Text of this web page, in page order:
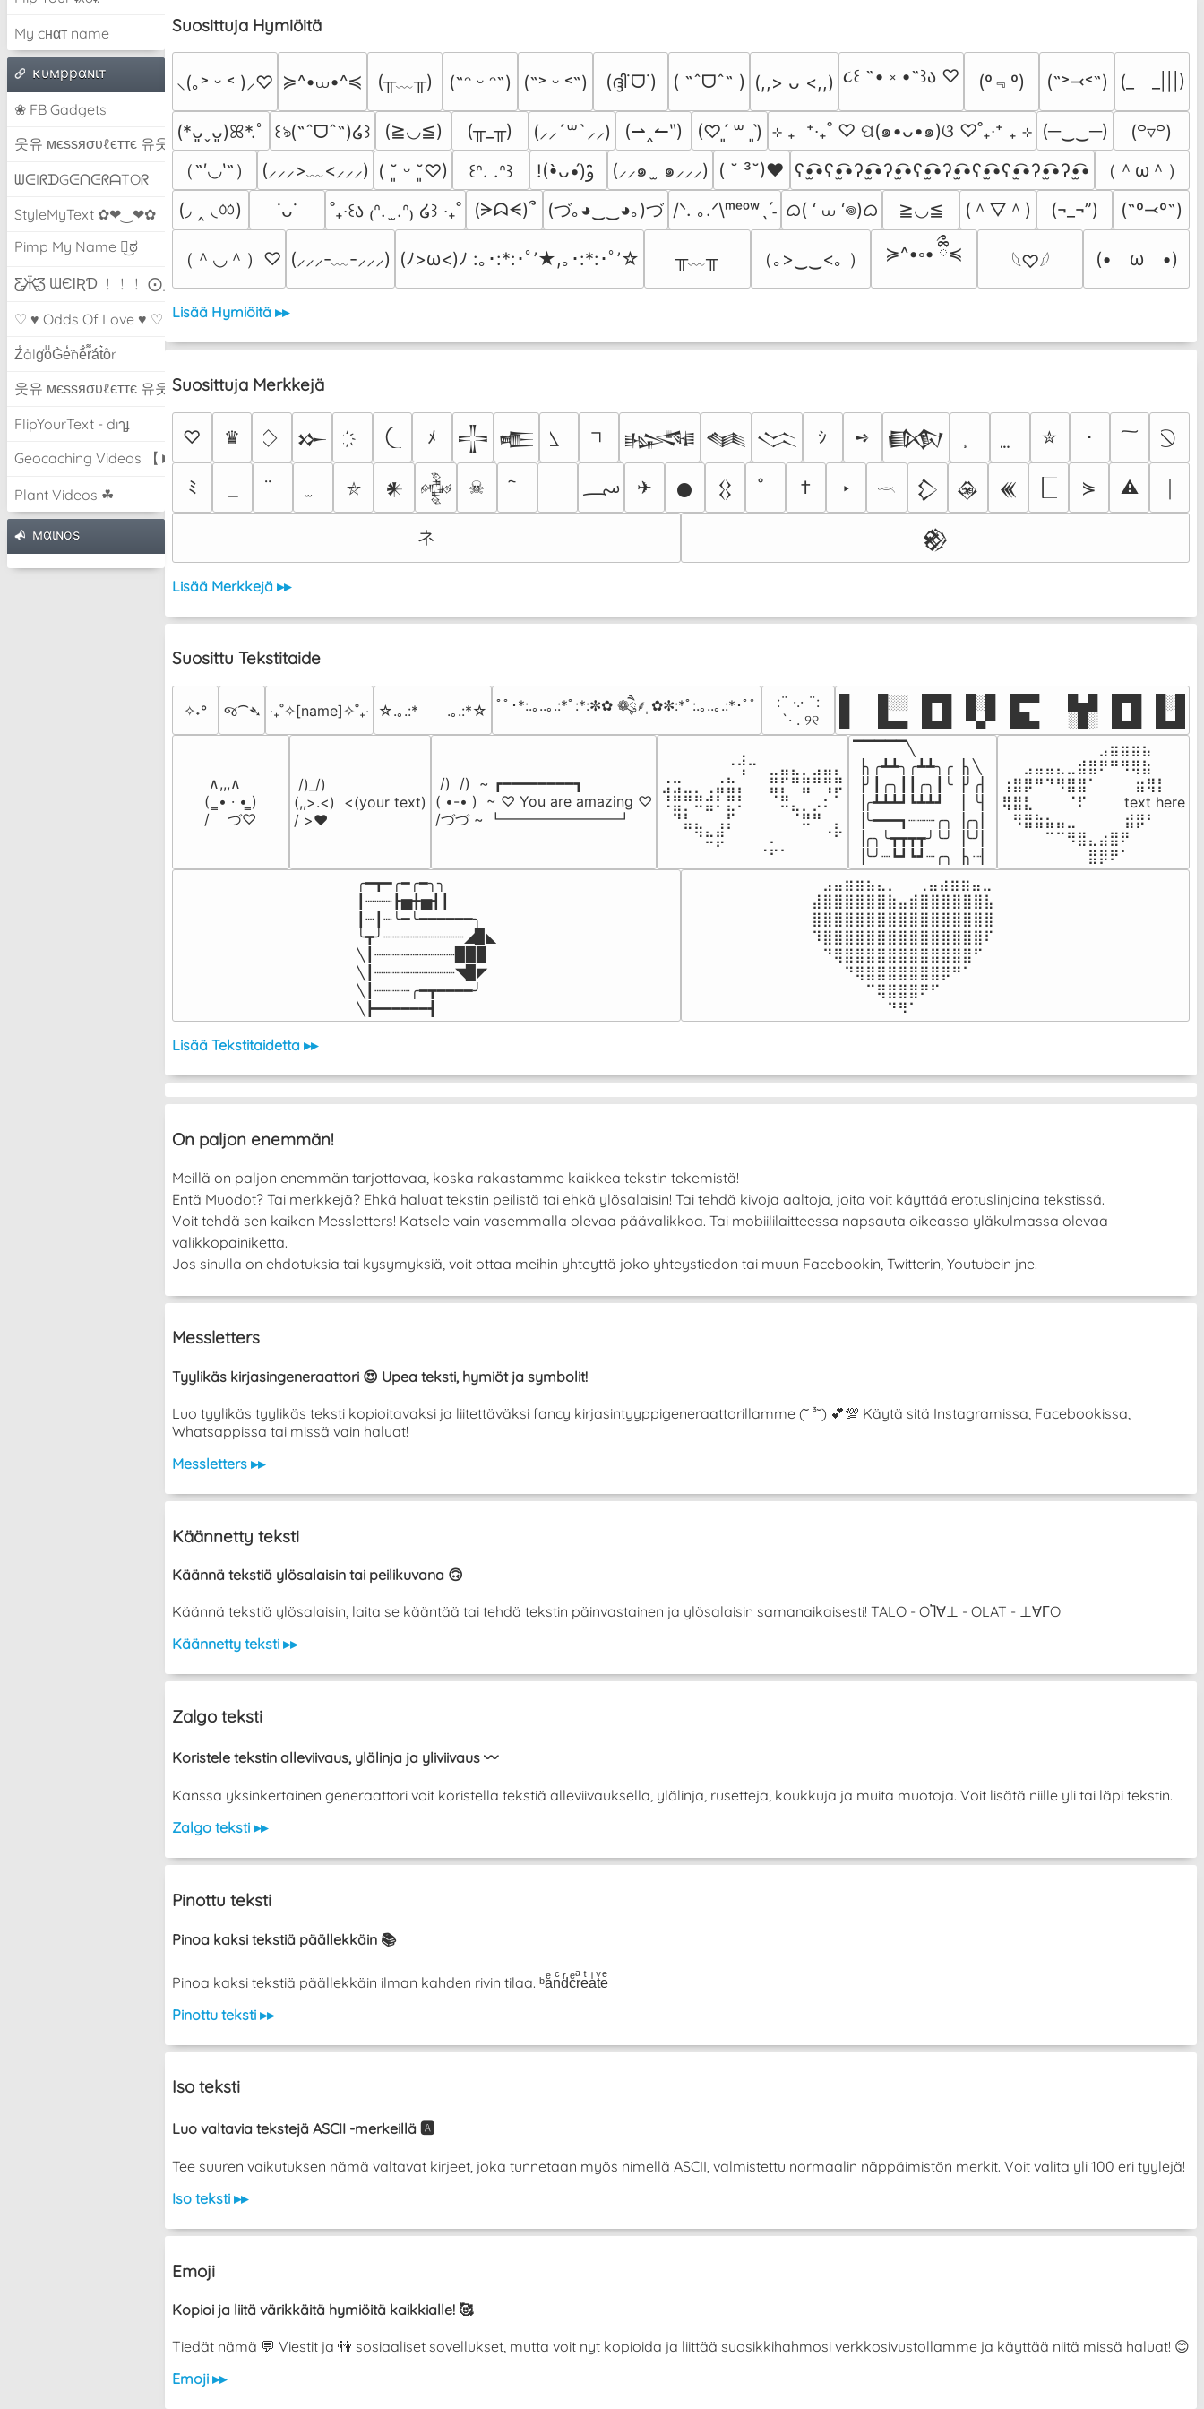
My cнαт name
ĸυмppαɴιт
❀ FB Gadgets
웃유 мєѕѕяσυℓєттє 유웃
ᗯᕮIᖇᗪGᕮᑎᕮᖇᗩTOᖇ
StyleMyText ✿❤‿❤✿
Pimp My Name ಠ͜ಠ
Ƹ̵̡Ӝ̵̨̄Ʒ ƜЄƖƦƊ ﹗﹗﹗ ⨀_⨀
♡ ♥ Odds Of Love ♥ ♡
Z̾ảlg̀͐oͧG̀e̒̃nȅ̐r͌̑á͑t͛o̊r
웃유 мєѕѕяσυℓєттє 유웃
FlipYourText - dıๅɟ
Geocaching Videos 【►】
Plant Videos ☘
мαιɴoѕ
Suosittuja Hymiöitä
⸜(｡˃ ᵕ ˂ )⸝♡ ≽^•⩊•^≼ (╥﹏╥) (˶ᵔ ᵕ ᵔ˶) (˶˃ ᵕ ˂˶) (ദ്ദി˙ᗜ˙) ( ˶ˆᗜˆ˵ ) (,,> ᴗ <,,) ૮꒰ ˶• ༝ •˶꒱ა ♡ (º﹃º) (˶˃⤙˂˶) (_　_|||)
(*ᴗ͈ˬᴗ͈)ꕤ*.ﾟ ꒰ঌ(˶ˆᗜˆ˵)໒꒱ (≧◡≦) (╥_╥) (⸝⸝´꒳`⸝⸝) (⇀‸↼‶) (♡ˊ͈ ꒳ ˋ͈) ⊹ ₊  ⁺‧₊˚ ♡ ପ(๑•ᴗ•๑)ଓ ♡˚₊‧⁺ ₊ ⊹ (─‿‿─)
(꒪▿꒪)
（˶′◡‵˶）
(⸝⸝⸝>﹏<⸝⸝⸝) ( ˘͈ ᵕ ˘͈♡) ꒰ᐢ. .ᐢ꒱ (⸝⸝๑  ̫ ๑⸝⸝⸝) ( ˘ ³˘)♥ ʕ•̫͡•ʕ•̫͡•ʔ•̫͡•ʔ•̫͡•ʕ•̫͡•ʔ•̫͡•ʕ•̫͡•ʕ•̫͡•ʔ•̫͡•ʔ•̫͡•
（＾ω＾）
(◞ ‸ ◟ㆀ)
˙ᴗ˙ ˚₊‧꒰ა ₍ᐢ.  ̫.ᐢ₎ ໒꒱ ‧₊˚ (ᗒᗣᗕ)՞ (づ｡◕‿‿◕｡)づ /ᐠ. ｡.ᐟ\ᵐᵉᵒʷˎˊ˗ ᜊ( ‘ ⩊ ‘𖦹)ᜊ ≧◡≦ (＾▽＾) (¬_¬”) (˶º⤙º˶)
（＾◡＾）♡ (⸝⸝⸝-﹏-⸝⸝⸝) (ﾉ>ω<)ﾉ :｡･:*:･ﾟ’★,｡･:*:･ﾟ’☆ ╥﹏╥ （｡>‿‿<｡ ） ≽^•༚• ྀིྀ≼ 𓆩♡𓆪 (•　ω　•)
Lisää Hymiöitä ▸▸
Suosittuja Merkkejä
♡ ♛ 𒁍 ﾒ 𒋲 𒍫 𒈙 𒈝 𒈱 ｼ ➺ 𒁃 ✮ ･
ﾐ ⛥ 𒀭 𒅒 ☠ ؄ ✈ 𒊹 𒌐 † ‣ 𓎖 𒁷 𒊲 𒌍 ⋟ ⚠
ネ 𒆙
Lisää Merkkejä ▸▸
Suosittu Tekstitaide
✧˖° જ⁀➴ ‎‧₊˚✧[name]✧˚₊‧ ☆.｡.:*　　.｡.:*☆ ﾟﾟ･*:.｡..｡.:*ﾟ:*:✼✿ ❁ཻུ۪۪⸙͎ ✿✼:*ﾟ:.｡..｡.:*･ﾟﾟ
⠀:¨ ·.· ¨:⠀
⠀ `· . ୨୧⠀
█  █░░ █▀█ █░█ █▀▀  █▄█ █▀█ █░█
█  █▄▄ █▄█ ▀▄▀ ██▄  ░█░ █▄█ █▄█
∧,,,∧
(  ̳• · • ̳)
/    づ♡
/)_/)
(,,>.<)  <(your text)
/ >❤️
/)  /)  ~ ┏━━━━━━━━┓
( •-• )  ~ ♡ You are amazing ♡
/づづ ~ ┗━━━━━━━━┛
⠀⠀⠀⠀⠀⠀⢀⣰⣀⠀⠀⠀⠀⠀⠀⠀⠀
⢀⣀⠀⠀⠀⢀⣄⠘⠀⠀⣶⡿⣷⣦⣾⣿⣧
⢺⣾⣶⣦⣰⡟⣿⡇⠀⠀⠻⣧⠀⠛⠀⡘⠏
⠈⢿⡆⠉⠛⠁⡷⠁⠀⠀⠀⠉⠳⣦⣮⠁⠀
⠀⠀⠛⢷⣄⣼⠃⠀⠀⠀⠀⠀⠀⠉⠀⠠⡧
⠀⠀⠀⠀⠉⠋⠀⠀⠀⠠⡥⠄⠀⠀⠀⠀⠀
▔▔▔▔▔╲
▕╮╭┻┻╮╭┻┻╮╭▕╮╲
▕╯┃╭╮┃┃╭╮┃╰▕╯╭▏
▕╭┻┻┻┛┗┻┻┛  ▕  ╰▏
▕╰━━━┓┈┈┈╭╮▕╭╮▏
▕╭╮╰┳┳┳┳╯╰╯▕╰╯▏
▕╰╯┈┗┛┗┛┈╭╮▕╮┈▏
⠀⠀⠀⠀⠀⠀⠀⠀⠀⣠⣶⣶⣶⣦⠀⠀
⠀⠀⣠⣤⣤⣄⣀⣾⣿⠟⠛⠻⢿⣷⠀
⢰⣿⡿⠛⠙⠻⣿⣿⠁⠀⠀ ⠀⣶⢿⡇
⢿⣿⣇⠀⠀⠀⠈⠏⠀⠀⠀ text here
⠀⠻⣿⣷⣦⣤⣀⠀⠀⠀ ⠀⣾⡿⠃⠀
⠀⠀⠀⠀⠉⠉⠻⣿⣄⣴⣿⠟⠀⠀⠀
⠀⠀⠀⠀⠀⠀⠀⠀⣿⡿⠟⠁⠀⠀⠀
╭━┳━╭━╭━╮╮
┃┈┈┈┣▅╋▅┫┃
┃┈┃┈╰━╰━━━━━━╮
╰┳╯┈┈┈┈┈┈┈┈┈◢▉◣
╲┃┈┈┈┈┈┈┈┈┈▉▉▉
╲┃┈┈┈┈┈┈┈┈┈◥▉◤
╲┃┈┈┈┈╭━┳━━━━╯
╲┣━━━━━━┫﻿
⠀⣠⣤⣶⣶⣦⣄⡀  ⠀⢀⣤⣴⣶⣶⣤⣀⠀
⣼⣿⣿⣿⣿⣿⣿⣷⣤⣾⣿⣿⣿⣿⣿⣿⣧
⣿⣿⣿⣿⣿⣿⣿⣿⣿⣿⣿⣿⣿⣿⣿⣿⣿
⠹⣿⣿⣿⣿⣿⣿⣿⣿⣿⣿⣿⣿⣿⣿⣿⠏
⠀⠙⢿⣿⣿⣿⣿⣿⣿⣿⣿⣿⣿⣿⣿⠋⠀
⠀⠀⠀⠙⢿⣿⣿⣿⣿⣿⣿⣿⡿⠛⠁⠀⠀
⠀⠀⠀⠀⠀⠉⢿⣿⣿⣿⠟⠋⠀⠀⠀⠀⠀
⠀⠀⠀⠀⠀⠀⠀⠙⠻⠁⠀⠀⠀⠀⠀⠀⠀⠀⠀⠀⠀⠀⠀
Lisää Tekstitaidetta ▸▸
On paljon enemmän!
Meillä on paljon enemmän tarjottavaa, koska rakastamme kaikkea tekstin tekemistä!
Entä Muodot? Tai merkkejä? Ehkä haluat tekstin peilistä tai ehkä ylösalaisin! Tai tehdä kivoja aaltoja, joita voit käyttää erotuslinjoina tekstissä.
Voit tehdä sen kaiken Messletters! Katsele vain vasemmalla olevaa päävalikkoa. Tai mobiililaitteessa napsauta oikeassa yläkulmassa olevaa
valikkopainiketta.
Jos sinulla on ehdotuksia tai kysymyksiä, voit ottaa meihin yhteyttä joko yhteystiedon tai muun Facebookin, Twitterin, Youtubein jne.
Messletters
Tyylikäs kirjasingeneraattori 😍 Upea teksti, hymiöt ja symbolit!
Luo tyylikäs tyylikäs teksti kopioitavaksi ja liitettäväksi fancy kirjasintyyppigeneraattorillamme (˘ ³˘) 💕💯 Käytä sitä Instagramissa, Facebookissa,
Whatsappissa tai missä vain haluat!
Messletters ▸▸
Käännetty teksti
Käännä tekstiä ylösalaisin tai peilikuvana 🙃
Käännä tekstiä ylösalaisin, laita se kääntää tai tehdä tekstin päinvastainen ja ylösalaisin samanaikaisesti! TALO - OႨ∀⊥ - OLAT - ⊥∀ΓO
Käännetty teksti ▸▸
Zalgo teksti
Koristele tekstin alleviivaus, ylälinja ja yliviivaus 〰️
Kanssa yksinkertainen generaattori voit koristella tekstiä alleviivauksella, ylälinja, rusetteja, koukkuja ja muita muotoja. Voit lisätä niille yli tai läpi tekstin.
Zalgo teksti ▸▸
Pinottu teksti
Pinoa kaksi tekstiä päällekkäin 📚
Pinoa kaksi tekstiä päällekkäin ilman kahden rivin tilaa. ᵇaͤnͨdͬcͤrͣeͭaͥtͮeͤ
Pinottu teksti ▸▸
Iso teksti
Luo valtavia tekstejä ASCII -merkeillä 🅰️
Tee suuren vaikutuksen nämä valtavat kirjeet, joka tunnetaan myös nimellä ASCII, valmistettu normaalin näppäimistön merkit. Voit valita yli 100 eri tyylejä!
Iso teksti ▸▸
Emoji
Kopioi ja liitä värikkäitä hymiöitä kaikkialle! 🥰
Tiedät nämä 💬 Viestit ja 👫 sosiaaliset sovellukset, mutta voit nyt kopioida ja liittää suosikkihahmosi verkkosivustollamme ja käyttää niitä missä haluat! 😊
Emoji ▸▸